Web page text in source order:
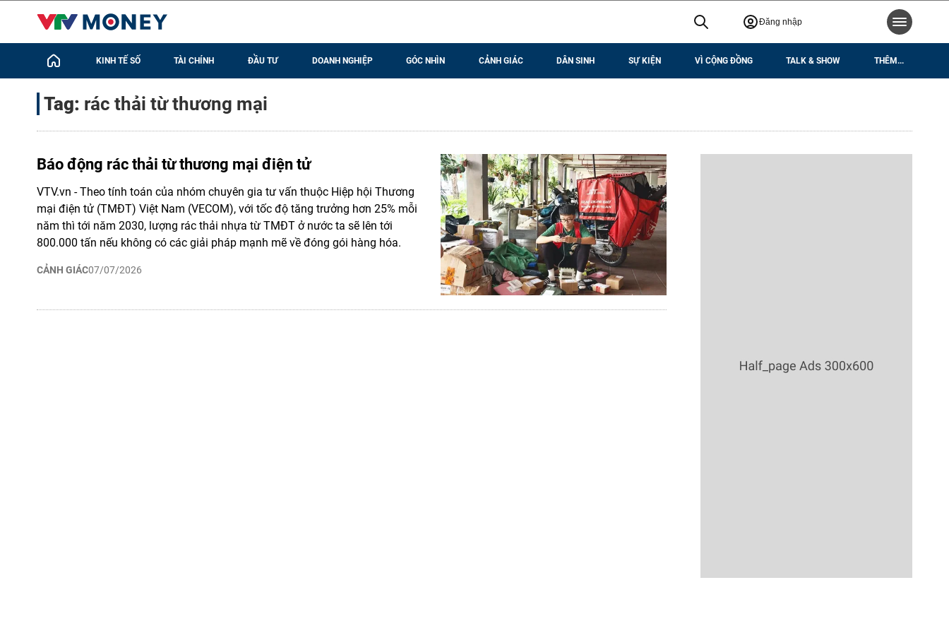
Đăng nhập
KINH TẾ SỐ TÀI CHÍNH ĐẦU TƯ DOANH NGHIỆP GÓC NHÌN CẢNH GIÁC DÂN SINH SỰ KIỆN VÌ CỘNG ĐỒNG TALK & SHOW THÊM...
Tag: rác thải từ thương mại
Báo động rác thải từ thương mại điện tử
CẢNH GIÁC07/07/2026
VTV.vn - Theo tính toán của nhóm chuyên gia tư vấn thuộc Hiệp hội Thương
mại điện tử (TMĐT) Việt Nam (VECOM), với tốc độ tăng trưởng hơn 25% mỗi
năm thì tới năm 2030, lượng rác thải nhựa từ TMĐT ở nước ta sẽ lên tới
800.000 tấn nếu không có các giải pháp mạnh mẽ về đóng gói hàng hóa.